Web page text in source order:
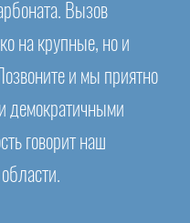
Вызов
на крупные, но и
и мы приятно
демократичными
говорит наш